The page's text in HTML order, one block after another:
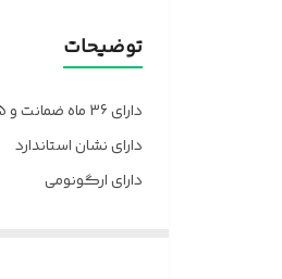
دسته
توضیحات
دارای 36 ماه ضمانت و 5 سال خدمات پس از فروش
دارای نشان استاندارد
دارای ارگونومی